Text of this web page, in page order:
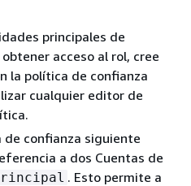
principales de
acceso al rol, cree
la política de confianza
cualquier editor de
de confianza siguiente
a dos Cuentas de
. Esto permite a